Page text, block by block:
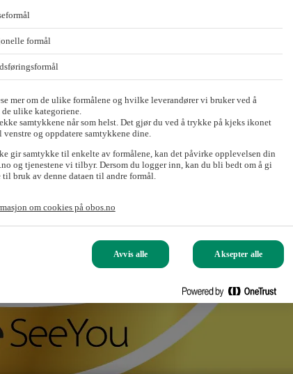
formål
mer om de ulike formålene og hvilke leverandører vi bruker ved å
ulike kategoriene.
samtykkene når som helst. Det gjør du ved å trykke på kjeks ikonet
venstre og oppdatere samtykkene dine.
gir samtykke til enkelte av formålene, kan det påvirke opplevelsen din
og tjenestene vi tilbyr. Dersom du logger inn, kan du bli bedt om å gi
til bruk av denne dataen til andre formål.
om cookies på obos.no
Avvis alle Aksepter alle